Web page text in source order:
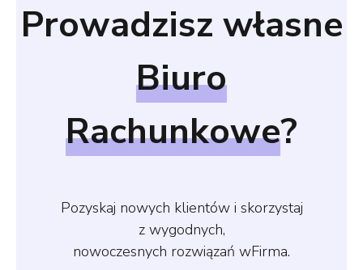
Prowadzisz własne
Biuro
Rachunkowe?
Pozyskaj nowych klientów i skorzystaj
z wygodnych,
nowoczesnych rozwiązań wFirma.